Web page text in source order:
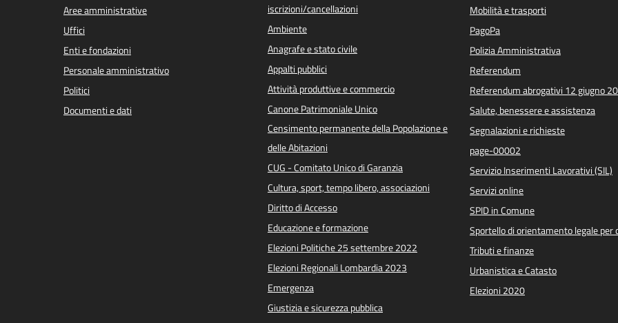
Aree amministrative
Uffici
Enti e fondazioni
Personale amministrativo
Politici
Documenti e dati
iscrizioni/cancellazioni
Ambiente
Anagrafe e stato civile
Appalti pubblici
Attività produttive e commercio
Canone Patrimoniale Unico
Censimento permanente della Popolazione e
delle Abitazioni
CUG - Comitato Unico di Garanzia
Cultura, sport, tempo libero, associazioni
Diritto di Accesso
Educazione e formazione
Elezioni Politiche 25 settembre 2022
Elezioni Regionali Lombardia 2023
Emergenza
Giustizia e sicurezza pubblica
Mobilità e trasporti
PagoPa
Polizia Amministrativa
Referendum
Referendum abrogativi 12 giugno
Salute, benessere e assistenza
Segnalazioni e richieste
page-00002
Servizio Inserimenti Lavorativi (SIL)
Servizi online
SPID in Comune
Sportello di orientamento legale per
Tributi e finanze
Urbanistica e Catasto
Elezioni 2020